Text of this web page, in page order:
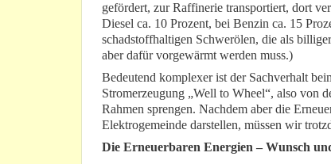
gefördert, zur Raffinerie transportiert, dort
Diesel ca. 10 Prozent, bei Benzin ca. 15
schadstoffhaltigen Schwerölen, die als
aber dafür vorgewärmt werden muss.)
Bedeutend komplexer ist der Sachverhalt
Stromerzeugung „Well to Wheel“, also von
Rahmen sprengen. Nachdem aber die
Elektrogemeinde darstellen, müssen wir
Die Erneuerbaren Energien – Wunsch